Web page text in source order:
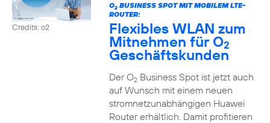
Credits: o2
O2BUSINESS SPOT MIT MOBILEM LTE-
ROUTER:
Flexibles WLAN zum
Mitnehmen für O2
Geschäftskunden
Der O2Business Spot ist jetzt auch
auf Wunsch mit einem neuen
stromnetzunabhängigen Huawei
Router erhältlich. Damit profitieren